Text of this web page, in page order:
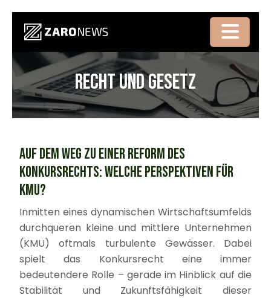
RECHT UND GESETZ
Auf dem Weg zu einer Reform des
Konkursrechts: Welche Perspektiven für
KMU?
Inmitten eines dynamischen Wirtschaftsumfelds
durchqueren kleine und mittlere Unternehmen
(KMU) oftmals turbulente Gewässer. Dabei
spielt das Konkursrecht eine immer
bedeutendere Rolle – gerade im Hinblick auf die
Stabilität und Zukunftsfähigkeit dieser